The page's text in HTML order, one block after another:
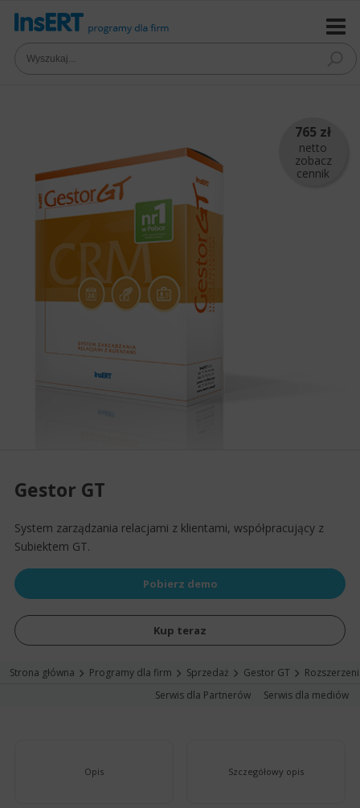
765 zł
netto
zobacz
cennik
Gestor GT
System zarządzania relacjami z klientami, współpracujący z
Subiektem GT.
Pobierz demo
Kup teraz
Strona główna Programy dla firm Sprzedaż Gestor GT
Serwis dla Partnerów
Serwis dla mediów
Opis Szczegółowy opis